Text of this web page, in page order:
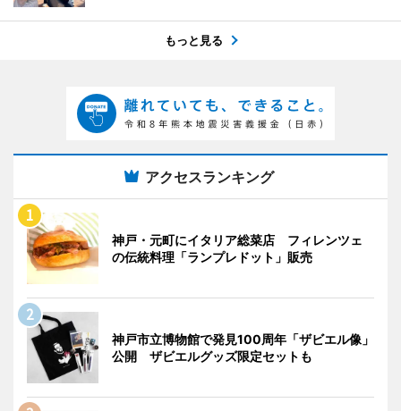
もっと見る
アクセスランキング
神戸・元町にイタリア総菜店 フィレンツェ
の伝統料理「ランプレドット」販売
神戸市立博物館で発見100周年「ザビエル像」
公開 ザビエルグッズ限定セットも